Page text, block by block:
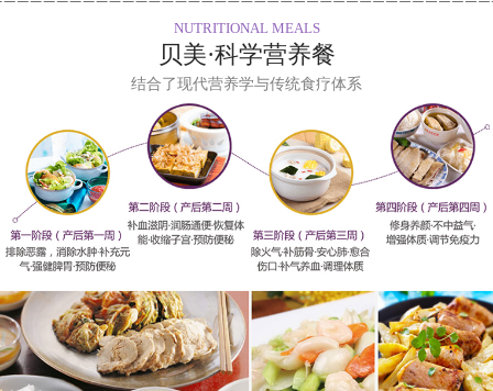
NUTRITIONAL MEALS
贝美·科学营养餐
结合了现代营养学与传统食疗体系